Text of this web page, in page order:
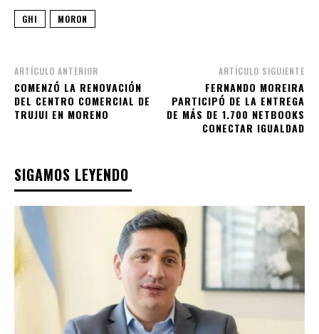
GHI MORON
ARTÍCULO ANTERIOR
COMENZÓ LA RENOVACIÓN
DEL CENTRO COMERCIAL DE
TRUJUI EN MORENO
ARTÍCULO SIGUIENTE
FERNANDO MOREIRA
PARTICIPÓ DE LA ENTREGA
DE MÁS DE 1.700 NETBOOKS
CONECTAR IGUALDAD
SIGAMOS LEYENDO